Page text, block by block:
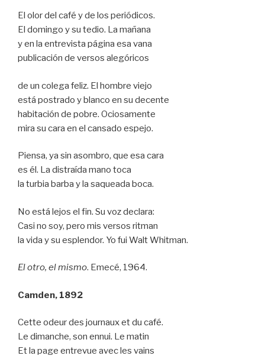
El olor del café y de los periódicos.
El domingo y su tedio. La mañana
y en la entrevista página esa vana
publicación de versos alegóricos
de un colega feliz. El hombre viejo
está postrado y blanco en su decente
habitación de pobre. Ociosamente
mira su cara en el cansado espejo.
Piensa, ya sin asombro, que esa cara
es él. La distraída mano toca
la turbia barba y la saqueada boca.
No está lejos el fin. Su voz declara:
Casi no soy, pero mis versos ritman
la vida y su esplendor. Yo fui Walt Whitman.
El otro, el mismo. Emecé, 1964.
Camden, 1892
Cette odeur des journaux et du café.
Le dimanche, son ennui. Le matin
Et la page entrevue avec les vains